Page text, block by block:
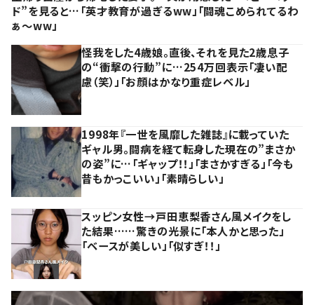
ド”を見ると…「英才教育が過ぎるww」「闘魂こめられてるわ
ぁ～ww」
怪我をした4歳娘。直後、それを見た2歳息子
の“衝撃の行動”に…254万回表示「凄い配
慮（笑）」「お顔はかなり重症レベル」
1998年『一世を風靡した雑誌』に載っていた
ギャル男。闘病を経て転身した現在の”まさか
の姿”に…「ギャップ！！」「まさかすぎる」「今も
昔もかっこいい」「素晴らしい」
スッピン女性→戸田恵梨香さん風メイクをし
た結果……驚きの光景に「本人かと思った」
「ベースが美しい」「似すぎ！！」